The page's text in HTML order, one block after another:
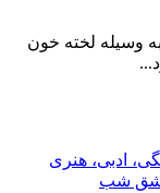
رگ به وسیله لخته خون
ادبی، هنری
شب